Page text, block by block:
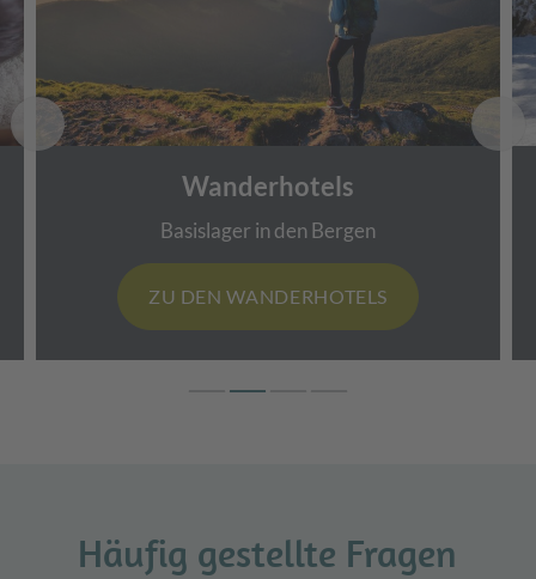
Wanderhotels
Basislager in den Bergen
ZU DEN WANDERHOTELS
Häufig gestellte Fragen